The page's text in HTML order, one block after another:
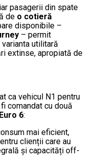
pasagerii din spate
de o cotieră
disponibile –
– permit
utilitară
extinse, apropiată de
ca vehicul N1 pentru
comandat cu două
Euro 6:
mai eficient,
clienții care au
și capacități off-